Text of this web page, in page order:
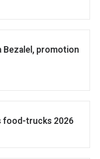
Bezalel, promotion
food-trucks 2026